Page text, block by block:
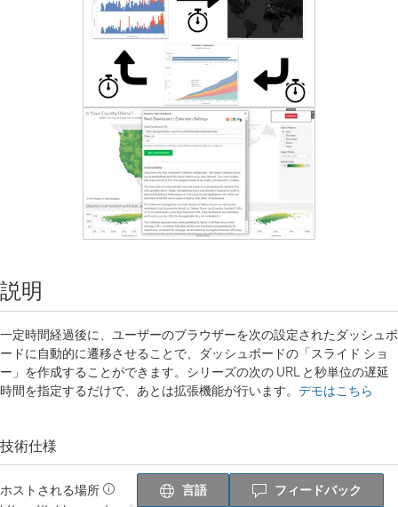
説明
一定時間経過後に、ユーザーのブラウザーを次の設定されたダッシュボ
ードに自動的に遷移させることで、ダッシュボードの「スライド ショ
ー」を作成することができます。シリーズの次の URL と秒単位の遅延
時間を指定するだけで、あとは拡張機能が行います。 デモはこちら
技術仕様
ホストされる場所
言語 フィードバック